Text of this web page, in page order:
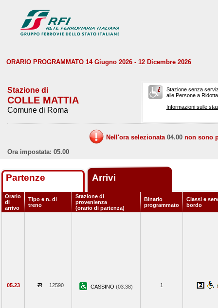
ORARIO PROGRAMMATO 14 Giugno 2026 - 12 Dicembre 2026
Stazione di
COLLE MATTIA
Comune di Roma
Stazione senza
alle Persone a
Informazioni sulle
Nell'ora selezionata 04.00 non sono
Ora impostata: 05.00
Partenze Arrivi
Orario
di
arrivo
Tipo e n. di
treno
Stazione di
provenienza
(orario di partenza)
Binario
programmato
Classi e
bordo
05.23 12590 CASSINO (03.38) 1